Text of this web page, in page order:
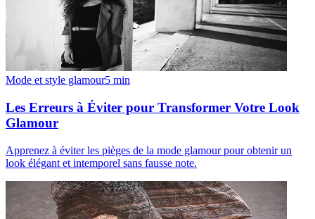
Mode et style glamour5 min
Les Erreurs à Éviter pour Transformer Votre Look
Glamour
Apprenez à éviter les pièges de la mode glamour pour obtenir un
look élégant et intemporel sans fausse note.